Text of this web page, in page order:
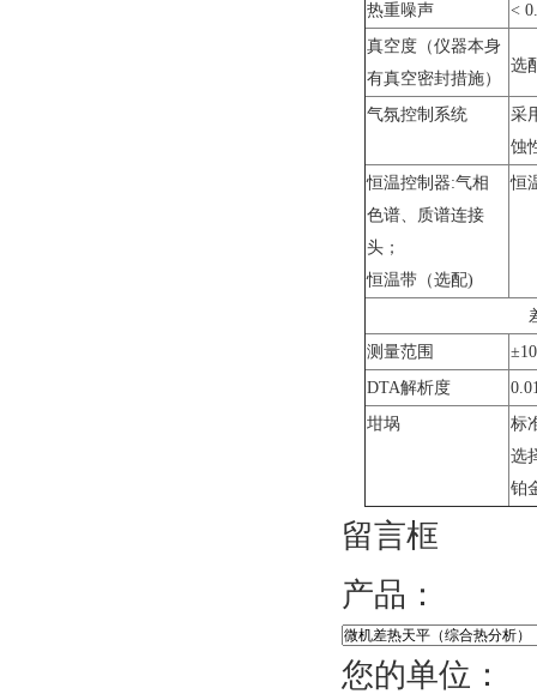
热重噪声
<
真空度（仪器本身
有真空密封措施）
选
气氛控制系统
采
蚀
恒温控制器:气相
色谱、质谱连接
头；
恒温带（选配)
恒
测量范围
DTA解析度
坩埚
标
选
铂
留言框
产品：
您的单位：